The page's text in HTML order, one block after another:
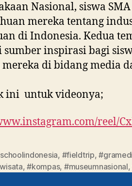
Nasional, siswa
mereka tentang
di Indonesia. Kedua
sumber inspirasi bagi
di bidang media
ini untuk videonya;
reel/
, #fieldtrip,
,#kompas, #museumnasional,